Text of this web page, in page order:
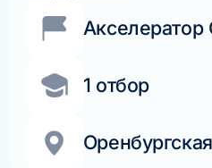
Акселератор
1 отбор